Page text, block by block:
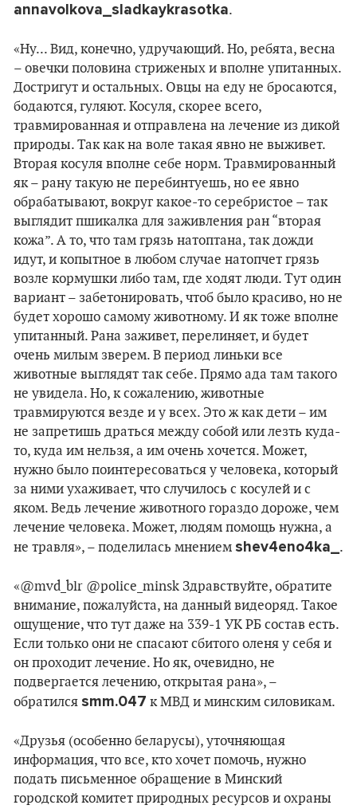
annavolkova_sladkaykrasotka.
«Ну... Вид, конечно, удручающий. Но, ребята, весна
– овечки половина стриженых и вполне упитанных.
Достригут и остальных. Овцы на еду не бросаются,
бодаются, гуляют. Косуля, скорее всего,
травмированная и отправлена на лечение из дикой
природы. Так как на воле такая явно не выживет.
Вторая косуля вполне себе норм. Травмированный
як – рану такую не перебинтуешь, но ее явно
обрабатывают, вокруг какое-то серебристое – так
выглядит пшикалка для заживления ран “вторая
кожа”. А то, что там грязь натоптана, так дожди
идут, и копытное в любом случае натопчет грязь
возле кормушки либо там, где ходят люди. Тут один
вариант – забетонировать, чтоб было красиво, но не
будет хорошо самому животному. И як тоже вполне
упитанный. Рана заживет, перелиняет, и будет
очень милым зверем. В период линьки все
животные выглядят так себе. Прямо ада там такого
не увидела. Но, к сожалению, животные
травмируются везде и у всех. Это ж как дети – им
не запретишь драться между собой или лезть куда-
то, куда им нельзя, а им очень хочется. Может,
нужно было поинтересоваться у человека, который
за ними ухаживает, что случилось с косулей и с
яком. Ведь лечение животного гораздо дороже, чем
лечение человека. Может, людям помощь нужна, а
не травля», – поделилась мнением shev4eno4ka_ .
«@mvd_blr @police_minsk Здравствуйте, обратите
внимание, пожалуйста, на данный видеоряд. Такое
ощущение, что тут даже на 339-1 УК РБ состав есть.
Если только они не спасают сбитого оленя у себя и
он проходит лечение. Но як, очевидно, не
подвергается лечению, открытая рана», –
обратился smm.047 к МВД и минским силовикам.
«Друзья (особенно беларусы), уточняющая
информация, что все, кто хочет помочь, нужно
подать письменное обращение в Минский
городской комитет природных ресурсов и охраны